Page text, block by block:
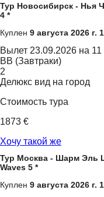
Тур Новосибирск - Нья
4 *
Куплен 9 августа 2026 г.
Вылет 23.09.2026 на 11
BB (Завтраки)
2
Делюкс вид на город
Стоимость тура
1873 €
Хочу такой же
Тур Москва - Шарм Эль
Waves 5 *
Куплен 9 августа 2026 г.